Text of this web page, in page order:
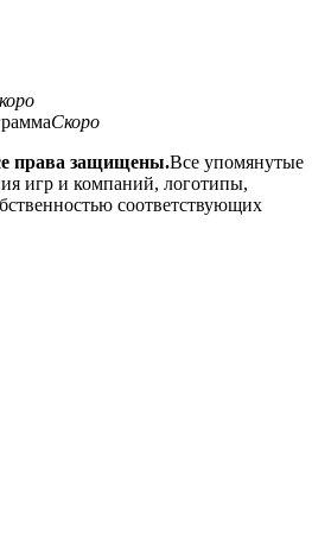
Скоро
права защищены.Все упомянутые
игр и компаний, логотипы,
соответствующих